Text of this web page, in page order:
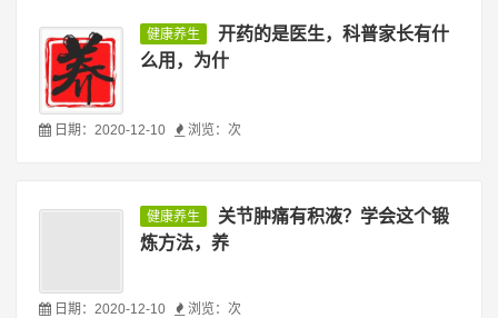
健康养生
开药的是医生，科普家长有什
么用，为什
日期：2020-12-10 浏览： 次
健康养生
关节肿痛有积液？学会这个锻
炼方法，养
日期：2020-12-10 浏览： 次